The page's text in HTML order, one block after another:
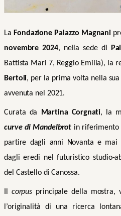
LaFondazione Palazzo Magnani
novembre 2024, nella sede di
Battista Mari 7, Reggio Emilia), la
Bertoli, per la prima volta nella
avvenuta nel 2021.
Curata da Martina Corgnati, la
curve di Mandelbrot in riferimento
partire dagli anni Novanta e mai
dagli eredi nel futuristico studio-
del Castello di Canossa.
Il corpus principale della mostra,
l’originalità di una ricerca